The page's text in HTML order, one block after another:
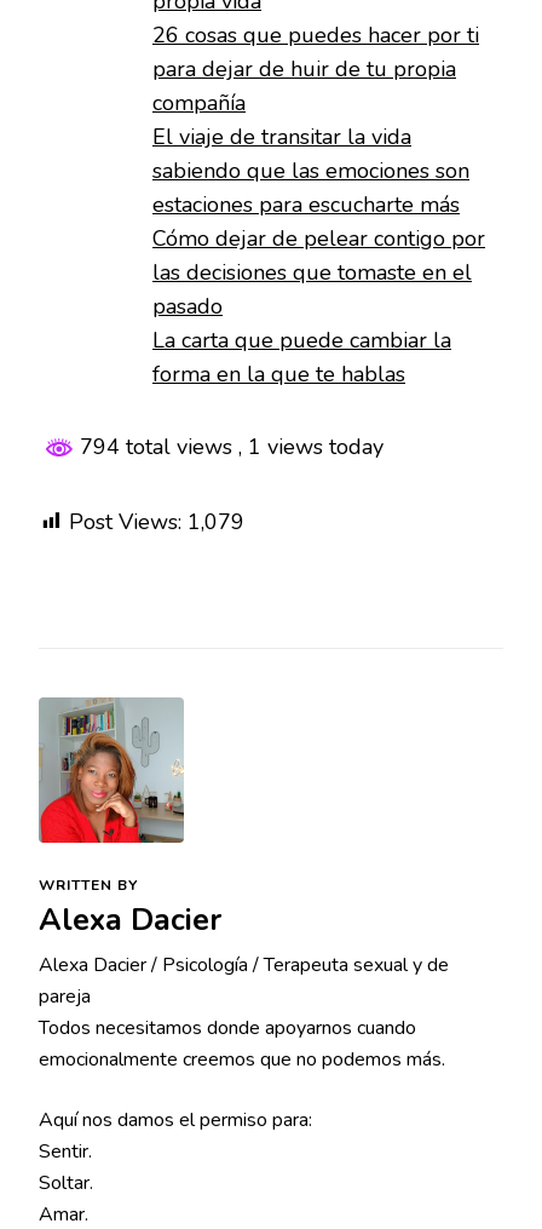
26 cosas que puedes hacer por ti
para dejar de huir de tu propia
compañía
El viaje de transitar la vida
sabiendo que las emociones son
estaciones para escucharte más
Cómo dejar de pelear contigo por
las decisiones que tomaste en el
pasado
La carta que puede cambiar la
forma en la que te hablas
794 total views , 1 views today
Post Views: 1,079
WRITTEN BY
Alexa Dacier
Alexa Dacier / Psicología / Terapeuta sexual y de
pareja
Todos necesitamos donde apoyarnos cuando
emocionalmente creemos que no podemos más.
Aquí nos damos el permiso para:
Sentir.
Soltar.
Amar.